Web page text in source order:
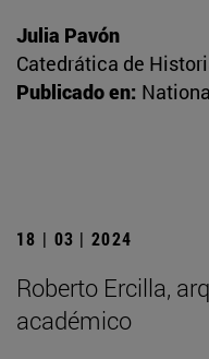
Julia Pavón
Catedrática de
Publicado en:
18 | 03 | 2024
Roberto Ercilla,
académico